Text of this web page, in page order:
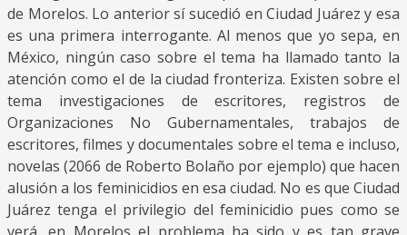
de Morelos. Lo anterior sí sucedió en Ciudad Juárez y esa
es una primera interrogante. Al menos que yo sepa, en
México, ningún caso sobre el tema ha llamado tanto la
atención como el de la ciudad fronteriza. Existen sobre el
tema investigaciones de escritores, registros de
Organizaciones No Gubernamentales, trabajos de
escritores, filmes y documentales sobre el tema e incluso,
novelas (2066 de Roberto Bolaño por ejemplo) que hacen
alusión a los feminicidios en esa ciudad. No es que Ciudad
Juárez tenga el privilegio del feminicidio pues como se